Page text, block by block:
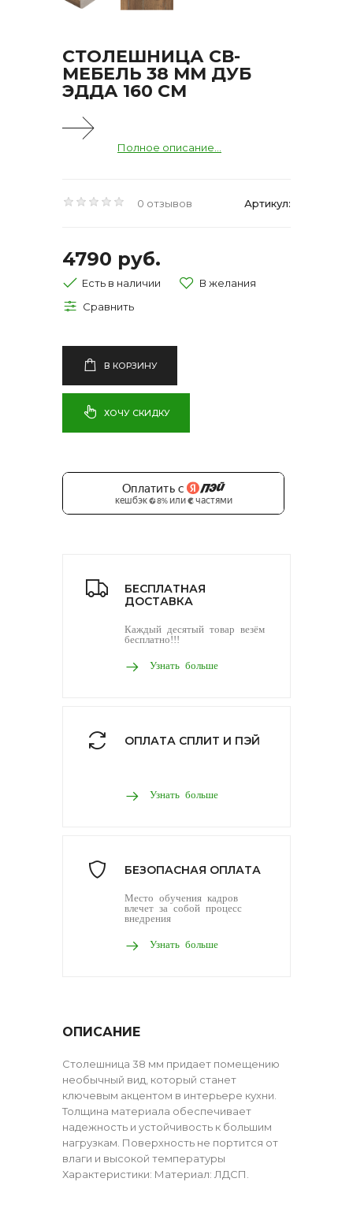
СТОЛЕШНИЦА СВ-
МЕБЕЛЬ 38 ММ ДУБ
ЭДДА 160 СМ
Полное описание...
0 отзывов Артикул:
4790 руб.
Есть в наличии
В КОРЗИНУ
ХОЧУ СКИДКУ
БЕСПЛАТНАЯ
ДОСТАВКА
Каждый десятый товар везём
бесплатно!!!
Узнать больше
ОПЛАТА СПЛИТ И ПЭЙ
Узнать больше
БЕЗОПАСНАЯ ОПЛАТА
Место обучения кадров
влечет за собой процесс
внедрения
Узнать больше
ОПИСАНИЕ
Столешница 38 мм придает помещению
необычный вид, который станет
ключевым акцентом в интерьере кухни.
Толщина материала обеспечивает
надежность и устойчивость к большим
нагрузкам. Поверхность не портится от
влаги и высокой температуры
Характеристики: Материал: ЛДСП.